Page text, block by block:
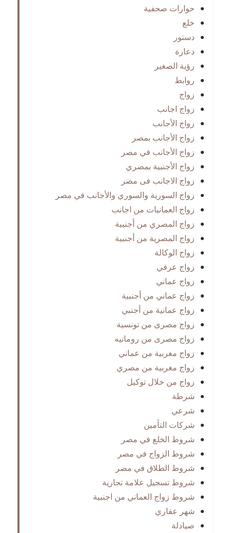
حوارات صحفية
خلع
دستور
دعارة
رؤية الصغير
روابط
زواج
زواج اجانب
زواج الأجانب
زواج الأجانب بمصر
زواج الأجانب في مصر
زواج الأجنبية بمصري
زواج الاجانب فى مصر
زواج السورية والسوري والأجانب في مصر
زواج العمانيات من اجانب
زواج المصري من أجنبية
زواج المصرية من أجنبية
زواج الوكالة
زواج عرفي
زواج عماني
زواج عماني من أجنبية
زواج عمانية من أجنبي
زواج مصرى من تونسية
زواج مصرى من رومانيه
زواج مغربية من عماني
زواج مغربية من مصري
زواج من خلال توكيل
شرطة
شرعي
شركات التأمين
شروط الخلع في مصر
شروط الزواج في مصر
شروط الطلاق في مصر
شروط تسجيل علامة تجارية
شروط زواج العماني من اجنبية
شهر عقاري
صيادلة